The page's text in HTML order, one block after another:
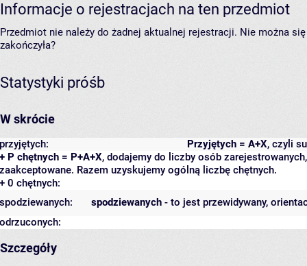
Informacje o rejestracjach na ten przedmiot
Przedmiot nie należy do żadnej aktualnej rejestracji. Nie można
zakończyła?
Statystyki próśb
W skrócie
Przyjętych = A+X, czyli
przyjętych:
+ P chętnych = P+A+X, dodajemy do liczby osób
zaakceptowane. Razem uzyskujemy ogólną liczbę chętnych.
+ 0 chętnych:
spodziewanych - to jest przewidywany,
spodziewanych:
odrzuconych:
Szczegóły